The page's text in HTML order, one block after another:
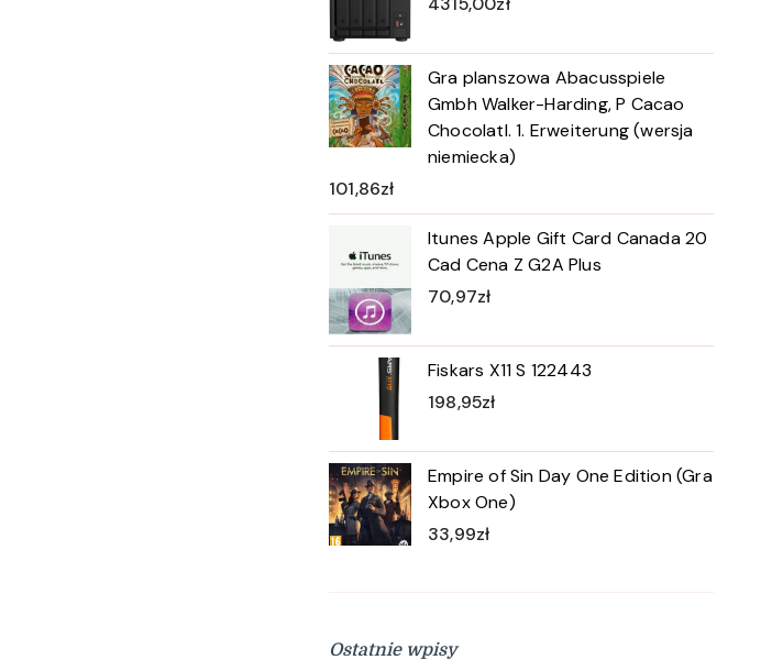
Gra planszowa Abacusspiele
Gmbh Walker-Harding, P Cacao
Chocolatl. 1. Erweiterung (wersja
niemiecka)
101,86zł
Itunes Apple Gift Card Canada 20
Cad Cena Z G2A Plus
70,97zł
Fiskars X11 S 122443
198,95zł
Empire of Sin Day One Edition (Gra
Xbox One)
33,99zł
Ostatnie wpisy